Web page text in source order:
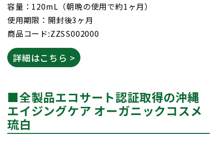
容量：120mL（朝晩の使用で約1ヶ月）
使用期限：開封後3ヶ月
商品コード:ZZSS002000
詳細はこちら >
■全製品エコサート認証取得の沖縄
エイジングケア オーガニックコスメ
琉白